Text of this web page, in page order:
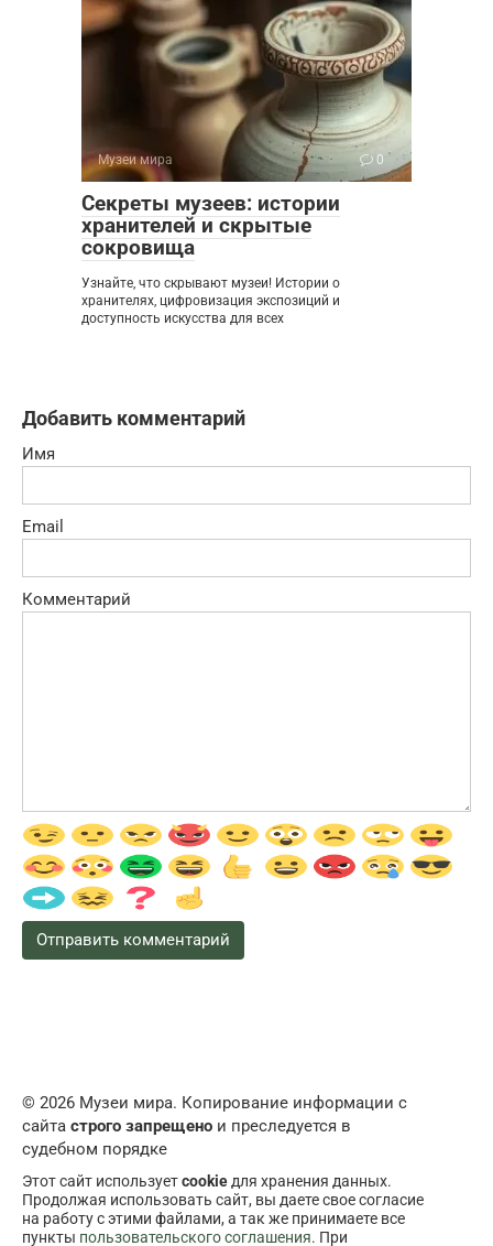
Музеи мира 0
Секреты музеев: истории
хранителей и скрытые
сокровища
Узнайте, что скрывают музеи! Истории о
хранителях, цифровизация экспозиций и
доступность искусства для всех
Добавить комментарий
Имя
Email
Комментарий
© 2026 Музеи мира. Копирование информации с
сайта строго запрещено и преследуется в
судебном порядке
Этот сайт используетcookie для хранения данных.
Продолжая использовать сайт, вы даете свое согласие
на работу с этими файлами, а так же принимаете все
пункты пользовательского соглашения. При